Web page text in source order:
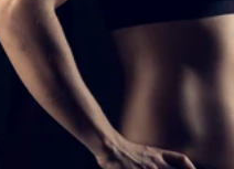
Meilleure Vente
Whey en Poudre